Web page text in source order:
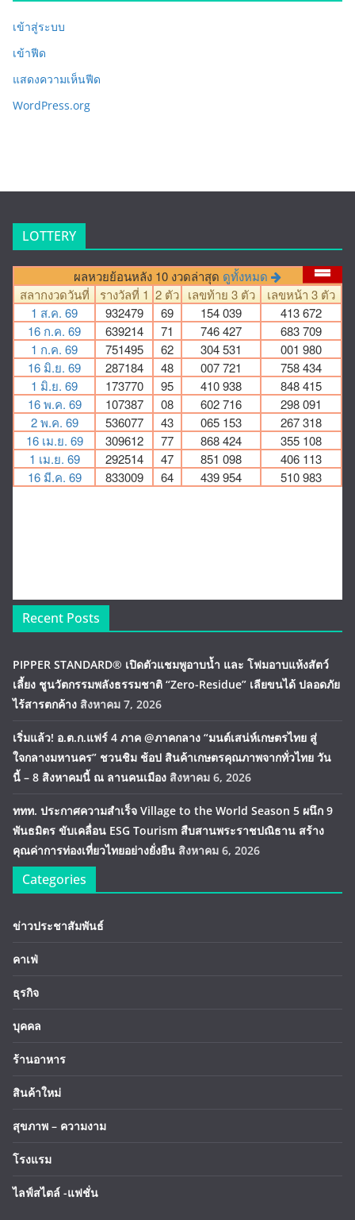
เข้าสู่ระบบ
เข้าฟีด
แสดงความเห็นฟีด
WordPress.org
LOTTERY
Recent Posts
PIPPER STANDARD® เปิดตัวแชมพูอาบน้ำ และ โฟมอาบแห้งสัตว์
เลี้ยง ชูนวัตกรรมพลังธรรมชาติ “Zero-Residue” เลียขนได้ ปลอดภัย
ไร้สารตกค้าง สิงหาคม 7, 2026
เริ่มแล้ว! อ.ต.ก.แฟร์ 4 ภาค @ภาคกลาง “มนต์เสน่ห์เกษตรไทย สู่
ใจกลางมหานคร” ชวนชิม ช้อป สินค้าเกษตรคุณภาพจากทั่วไทย วัน
นี้ – 8 สิงหาคมนี้ ณ ลานคนเมือง สิงหาคม 6, 2026
ททท. ประกาศความสำเร็จ Village to the World Season 5 ผนึก 9
พันธมิตร ขับเคลื่อน ESG Tourism สืบสานพระราชปณิธาน สร้าง
คุณค่าการท่องเที่ยวไทยอย่างยั่งยืน สิงหาคม 6, 2026
Categories
ข่าวประชาสัมพันธ์
คาเฟ่
ธุรกิจ
บุคคล
ร้านอาหาร
สินค้าใหม่
สุขภาพ – ความงาม
โรงแรม
ไลฟ์สไตล์ -แฟชั่น